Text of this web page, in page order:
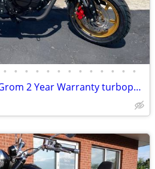
• • • • • • • • • • • • •
150cc KP Mini 5 speed Grom 2 Year Warranty turbopowersports